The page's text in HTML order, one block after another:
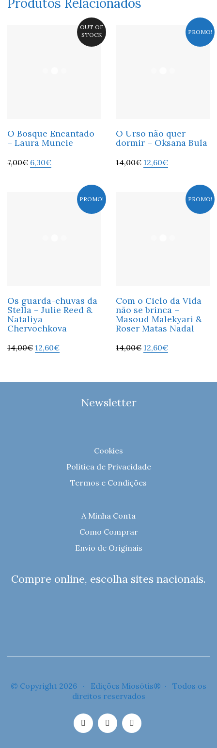
OUT OF
STOCK
O Bosque Encantado
– Laura Muncie
7,00€ 6,30€
PROMO!
O Urso não quer
dormir – Oksana Bula
14,00€ 12,60€
PROMO!
Os guarda-chuvas da
Stella – Julie Reed &
Nataliya
Chervochkova
14,00€ 12,60€
PROMO!
Com o Ciclo da Vida
não se brinca –
Masoud Malekyari &
Roser Matas Nadal
14,00€ 12,60€
Newsletter
Cookies
Política de Privacidade
Termos e Condições
A Minha Conta
Como Comprar
Envio de Originais
Compre online, escolha sites nacionais.
© Copyright 2026 · Edições Miosótis® · Todos os
direitos reservados